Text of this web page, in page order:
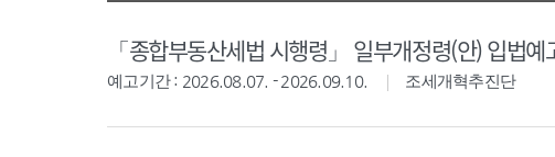
「종합부동산세법 시행령」 일부개정령(안) 입법예
예고기간 : 2026.08.07. - 2026.09.10. 조세개혁추진단